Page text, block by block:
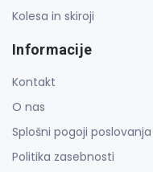
Kolesa in skiroji
Informacije
Kontakt
O nas
Splošni pogoji poslovanja
Politika zasebnosti